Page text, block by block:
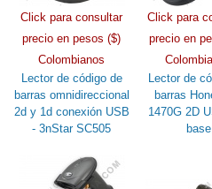
Click para consultar
precio en pesos ($)
Colombianos
Lector de código de
barras omnidireccional
2d y 1d conexión USB
- 3nStar SC505
Click para
precio en
Lector de
barras
1470G 2D
base